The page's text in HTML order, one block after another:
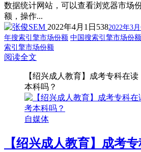
数据统计网站，可以查看浏览器市场
额，操作...
2022年4月1日 5382022年3
年搜索引擎市场份额 中国搜索引擎市场份额
索引擎市场份额
阅读全文
【绍兴成人教育】成考专科在
本科吗？
自媒体
【绍兴成人教育】成考